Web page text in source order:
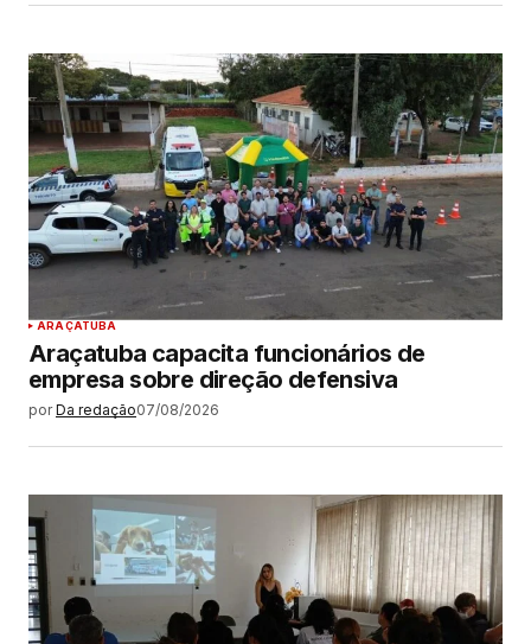
ARAÇATUBA
Araçatuba capacita funcionários de
empresa sobre direção defensiva
por Da redação07/08/2026